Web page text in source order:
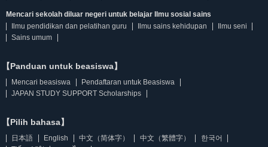
Mencari sekolah diluar negeri untuk belajar Ilmu sosial sains
Ilmu pendidikan dan pelatihan guru
Ilmu sains kehidupan
Ilmu seni
Sains umum
【Panduan untuk beasiswa】
Mencari beasiswa
Pendaftaran untuk Beasiswa
JAPAN STUDY SUPPORT Scholarships
【Pilih bahasa】
日本語 English 中文（简体字） 中文（繁體字）
한국어